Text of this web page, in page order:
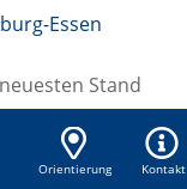
Essen
Stand
Orientierung Kontakt